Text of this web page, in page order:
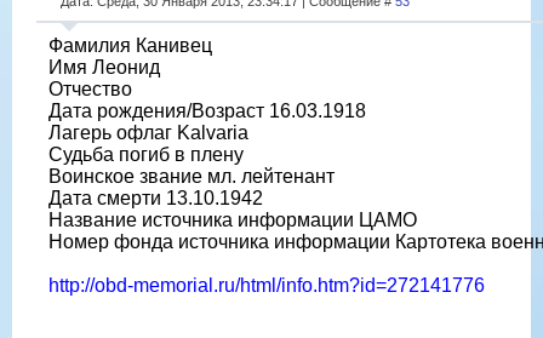
Фамилия Канивец
Имя Леонид
Отчество
Дата рождения/Возраст 16.03.1918
Лагерь офлаг Kalvaria
Судьба погиб в плену
Воинское звание мл. лейтенант
Дата смерти 13.10.1942
Название источника информации ЦАМО
Номер фонда источника информации Картотека
http://obd-memorial.ru/html/info.htm?id=272141776